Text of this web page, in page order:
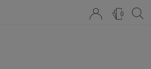
0